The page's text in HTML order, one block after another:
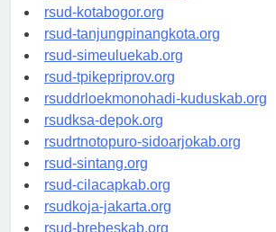
rsud-kotamakassar.org
rsud-kotabogor.org
rsud-tanjungpinangkota.org
rsud-simeuluekab.org
rsud-tpikepriprov.org
rsuddrloekmonohadi-kuduskab.org
rsudksa-depok.org
rsudrtnotopuro-sidoarjokab.org
rsud-sintang.org
rsud-cilacapkab.org
rsudkoja-jakarta.org